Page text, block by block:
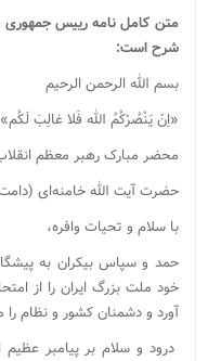
متن کامل نامه رییس جمهوری
شرح است:
بسم الله الرحمن الرحیم
«اِنْ یَنْصُرْکُمُ الله فَلا غالِبَ لَکُم»
محضر مبارک رهبر معظم
حضرت آیت‌ الله خامنه‌ای (دامت
با سلام و تحیات وافره،
حمد و سپاس بیکران به
خود ملت بزرگ ایران را از
آورد و دشمنان کشور و نظام
درود و سلام بر پیامبر